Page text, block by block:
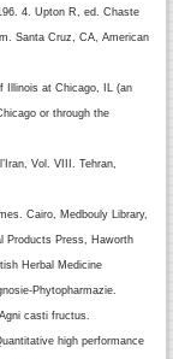
4. Upton R, ed. Chaste
Santa Cruz, CA, American
Illinois at Chicago, IL (an
or through the
Vol. VIII. Tehran,
Cairo, Medbouly Library,
Products Press, Haworth
Herbal Medicine
Phytopharmazie.
casti fructus.
high performance